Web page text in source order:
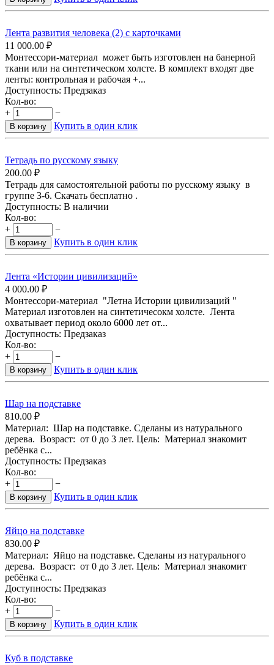
Лента развития человека (2) с карточками
11 000.00 ₽
Монтессори-материал может быть изготовлен на банерной
ткани или на синтетическом холсте. В комплект входят две
ленты: контрольная и рабочая +...
Доступность: Предзаказ
Кол-во:
+
−
В корзину Купить в один клик
Тетрадь по русскому языку
200.00 ₽
Тетрадь для самостоятельной работы по русскому языку в
группе 3-6. Скачать бесплатно .
Доступность: В наличии
Кол-во:
+
−
В корзину Купить в один клик
Лента «Истории цивилизаций»
4 000.00 ₽
Монтессори-материал "Летна Истории цивилизаций "
Материал изготовлен на синтетичесокм холсте. Лента
охватывает период около 6000 лет от...
Доступность: Предзаказ
Кол-во:
+
−
В корзину Купить в один клик
Шар на подставке
810.00 ₽
Материал: Шар на подставке. Сделаны из натурального
дерева. Возраст: от 0 до 3 лет. Цель: Материал знакомит
ребёнка с...
Доступность: Предзаказ
Кол-во:
+
−
В корзину Купить в один клик
Яйцо на подставке
830.00 ₽
Материал: Яйцо на подставке. Сделаны из натурального
дерева. Возраст: от 0 до 3 лет. Цель: Материал знакомит
ребёнка с...
Доступность: Предзаказ
Кол-во:
+
−
В корзину Купить в один клик
Куб в подставке